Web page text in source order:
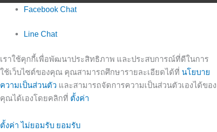
Facebook Chat
Line Chat
เราใช้คุกกี้เพื่อพัฒนาประสิทธิภาพ และประสบการณ์ที่ดีในการ
ใช้เว็บไซต์ของคุณ คุณสามารถศึกษารายละเอียดได้ที่ นโยบาย
ความเป็นส่วนตัว และสามารถจัดการความเป็นส่วนตัวเองได้ของ
คุณได้เองโดยคลิกที่ ตั้งค่า
ตั้งค่า ไม่ยอมรับ ยอมรับ